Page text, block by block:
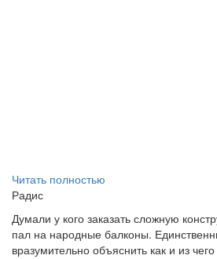
Читать полностью
Радис
Думали у кого заказать сложную
пал на народные балконы.
вразумительно объяснить как и из